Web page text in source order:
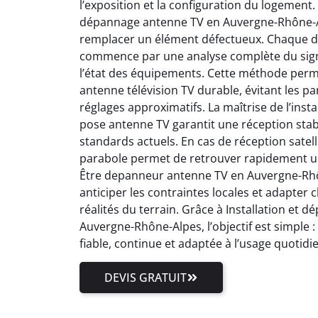
l’exposition et la configuration du
dépannage antenne TV en Auvergne-
remplacer un élément défectueux. Chaque
commence par une analyse complète du
l’état des équipements. Cette méthode
antenne télévision TV durable, évitant les
réglages approximatifs. La maîtrise de
pose antenne TV garantit une réception
standards actuels. En cas de réception
parabole permet de retrouver rapidement
Être depanneur antenne TV en Auvergne-
anticiper les contraintes locales et adapter
réalités du terrain. Grâce à Installation et
Auvergne-Rhône-Alpes, l’objectif est
fiable, continue et adaptée à l’usage
DEVIS GRATUIT